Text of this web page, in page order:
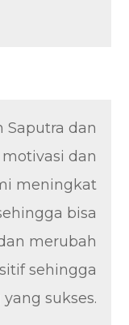
Saputra dan
dan
meningkat
bisa
merubah
sehingga
sukses.